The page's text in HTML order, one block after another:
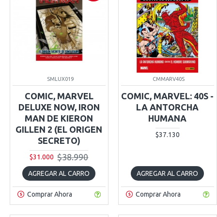
SMLUX019
COMIC, MARVEL
DELUXE NOW, IRON
MAN DE KIERON
GILLEN 2 (EL ORIGEN
SECRETO)
$31.000 $38.990
AGREGAR AL CARRO
Comprar Ahora
CMMARV40S
COMIC, MARVEL: 40S -
LA ANTORCHA
HUMANA
$37.130
AGREGAR AL CARRO
Comprar Ahora